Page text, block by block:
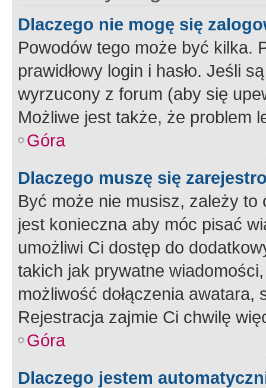
Dlaczego nie mogę się
Powodów tego może być kilka.
prawidłowy login i hasło. Jeśli
wyrzucony z forum (aby się
Możliwe jest także, że problem
Góra
Dlaczego muszę się
Być może nie musisz, zależy
jest konieczna aby móc pisać
umożliwi Ci dostęp do
takich jak prywatne
możliwość dołączenia
Rejestracja zajmie Ci chwilę
Góra
Dlaczego jestem